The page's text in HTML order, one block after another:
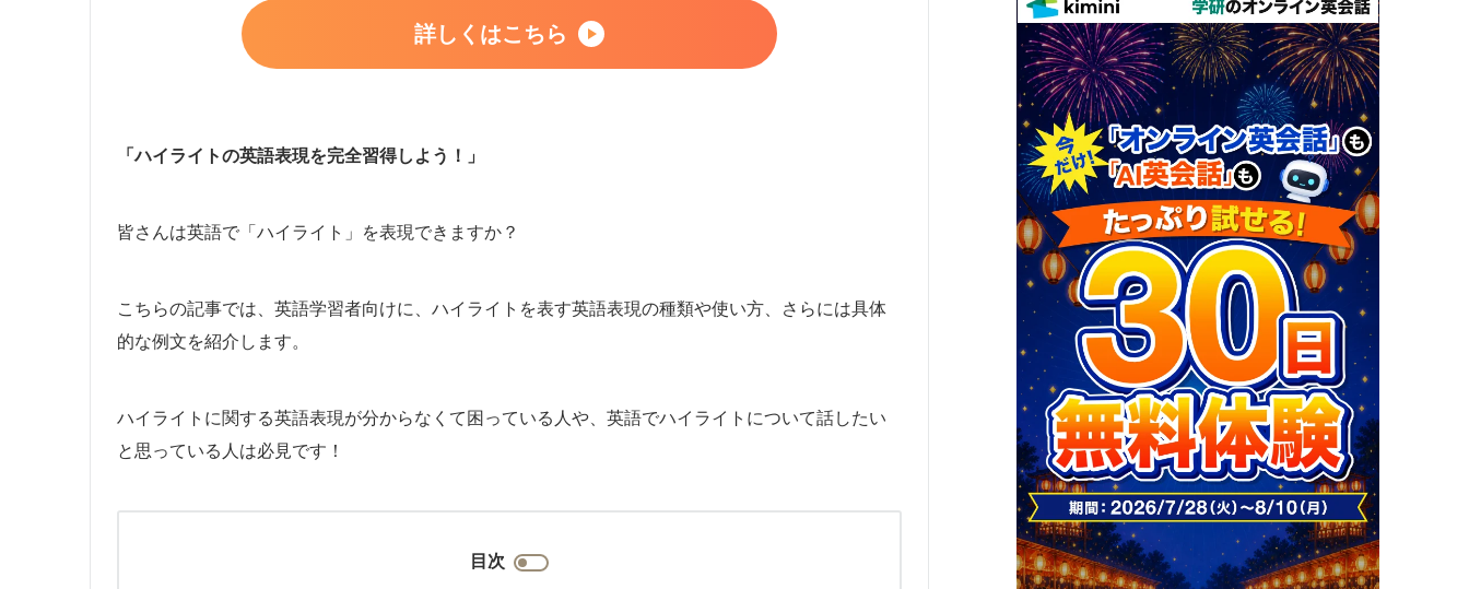
詳しくはこちら
「ハイライトの英語表現を完全習得しよう！」
皆さんは英語で「ハイライト」を表現できますか？
こちらの記事では、英語学習者向けに、ハイライトを表す英語表現の種類や使い方、さらには具体
的な例文を紹介します。
ハイライトに関する英語表現が分からなくて困っている人や、英語でハイライトについて話したい
と思っている人は必見です！
目次